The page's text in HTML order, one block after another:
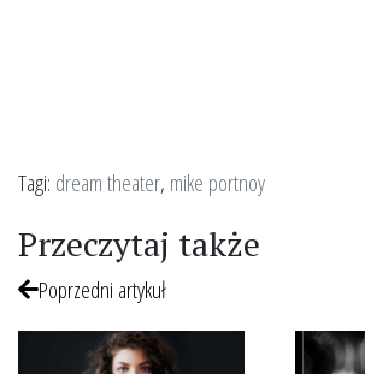
Tagi: dream theater, mike portnoy
Przeczytaj także
Poprzedni artykuł